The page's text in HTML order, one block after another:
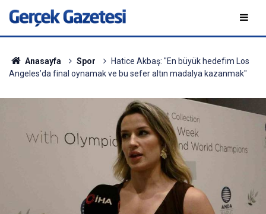
Anasayfa Spor
Hatice Akbaş: "En büyük hedefim Los
Angeles’da final oynamak ve bu sefer altın madalya kazanmak"